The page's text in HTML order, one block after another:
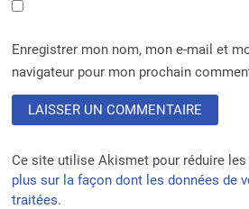
Enregistrer mon nom, mon e-mail et
navigateur pour mon prochain
Ce site utilise Akismet pour réduire
plus sur la façon dont les données de
traitées.